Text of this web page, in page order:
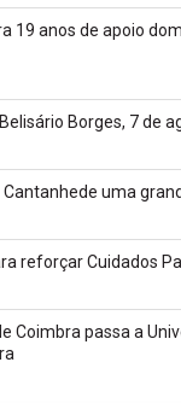
19 anos de apoio
Borges, 7 de
Cantanhede uma
reforçar Cuidados
Coimbra passa a